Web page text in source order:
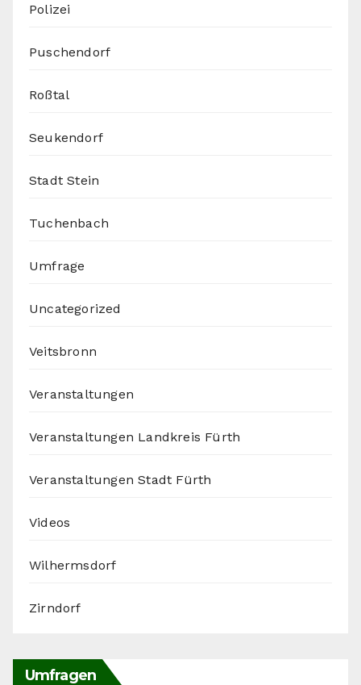
Polizei
Puschendorf
Roßtal
Seukendorf
Stadt Stein
Tuchenbach
Umfrage
Uncategorized
Veitsbronn
Veranstaltungen
Veranstaltungen Landkreis Fürth
Veranstaltungen Stadt Fürth
Videos
Wilhermsdorf
Zirndorf
Umfragen